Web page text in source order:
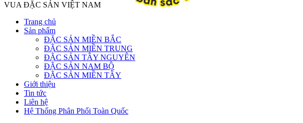
VUA ĐẶC SẢN VIỆT NAM
Trang chủ
Sản phẩm
ĐẶC SẢN MIỀN BẮC
ĐẶC SẢN MIỀN TRUNG
ĐẶC SẢN TÂY NGUYÊN
ĐẶC SẢN NAM BỘ
ĐẶC SẢN MIỀN TÂY
Giới thiệu
Tin tức
Liên hệ
Hệ Thống Phân Phối Toàn Quốc